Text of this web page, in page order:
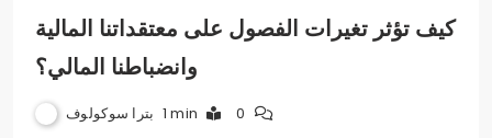
كيف تؤثر تغيرات الفصول على معتقداتنا المالية
وانضباطنا المالي؟
بترا سوكولوف 1 min 0